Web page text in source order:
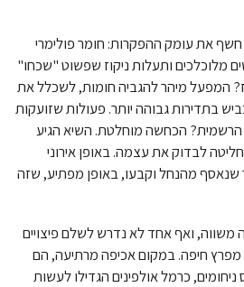
חשף את עומק ההפקרות: חומר פולימרי
מלוכלכים ותעלות ניקוז שפשוט "שכחו"
המפעל מיהר להגביה חומות, לשכלל את
בתדירות גבוהה יותר. פעולות שזועקות
הכחשה מוחלטת. השיא הגיע
לבדוק את עצמה. באופן אירוני
שנאסף מהנחל וקבעו, באופן מפתיע, שזה
משווה, ואף אחד לא נדרש לשלם פיצויים
מפרץ חיפה. במקום אכיפה מרתיעה, הם
כרמל אולפינים הגדילו לעשות